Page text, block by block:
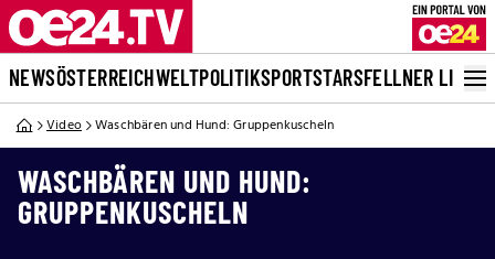
NEWSÖSTERREICHWELTPOLITIKSPORTSTARSFELLNER LIVE
Video Waschbären und Hund: Gruppenkuscheln
WASCHBÄREN UND HUND:
GRUPPENKUSCHELN